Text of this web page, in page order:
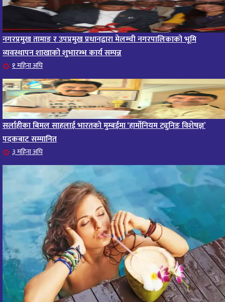
नगरप्रमुख तामाङ र उपप्रमुख प्रधानद्वारा मेलम्ची नगरपालिकाको भूमि
व्यवस्थापन शाखाको शुभारम्भ कार्य सम्पन्न
१ महिना अघि
सर्लाहीका बिमल साहलाई भारतको मुम्बईमा ‘हार्मोनियम ट्युनिङ विशेषज्ञ’
पदकबाट सम्मानित
३ महिना अघि